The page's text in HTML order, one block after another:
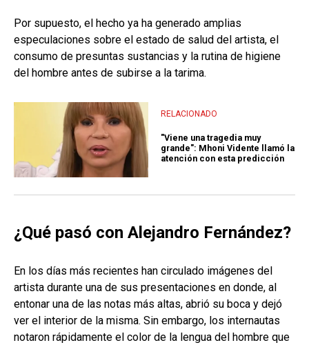
Por supuesto, el hecho ya ha generado amplias
especulaciones sobre el estado de salud del artista, el
consumo de presuntas sustancias y la rutina de higiene
del hombre antes de subirse a la tarima.
RELACIONADO
"Viene una tragedia muy
grande": Mhoni Vidente llamó la
atención con esta predicción
¿Qué pasó con Alejandro Fernández?
En los días más recientes han circulado imágenes del
artista durante una de sus presentaciones en donde, al
entonar una de las notas más altas, abrió su boca y dejó
ver el interior de la misma. Sin embargo, los internautas
notaron rápidamente el color de la lengua del hombre que